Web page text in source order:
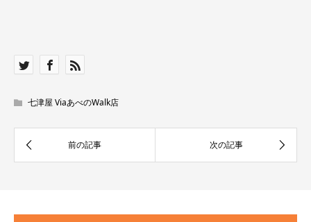
七津屋 ViaあべのWalk店